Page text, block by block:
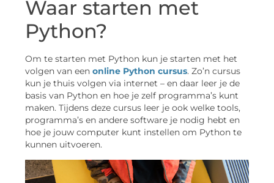
Waar starten met
Python?
Om te starten met Python kun je starten met het
volgen van een online Python cursus. Zo’n cursus
kun je thuis volgen via internet – en daar leer je de
basis van Python en hoe je zelf programma’s kunt
maken. Tijdens deze cursus leer je ook welke tools,
programma’s en andere software je nodig hebt en
hoe je jouw computer kunt instellen om Python te
kunnen uitvoeren.